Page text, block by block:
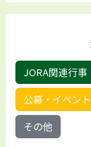
JORA関連行事
公募・イベント
その他